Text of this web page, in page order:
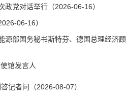
政党对话举行（2026-06-16）
06-16）
源部国务秘书斯特芬、德国总理经济
使馆发言人
记者问（2026-08-07）